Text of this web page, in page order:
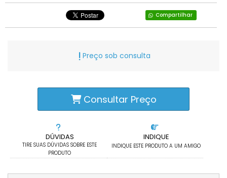
Compartilhar
DÚVIDAS
TIRE SUAS DÚVIDAS SOBRE ESTE
PRODUTO
INDIQUE
INDIQUE ESTE PRODUTO A UM AMIGO
Preço sob consulta
Consultar Preço